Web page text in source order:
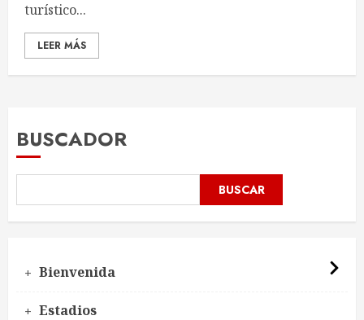
turístico...
LEER MÁS
BUSCADOR
BUSCAR
Bienvenida
Estadios